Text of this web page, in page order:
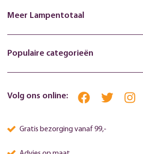
Meer Lampentotaal
Populaire categorieën
Volg ons online:
Gratis bezorging vanaf 99,-